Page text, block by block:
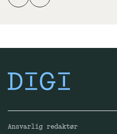
Ansvarlig redaktør